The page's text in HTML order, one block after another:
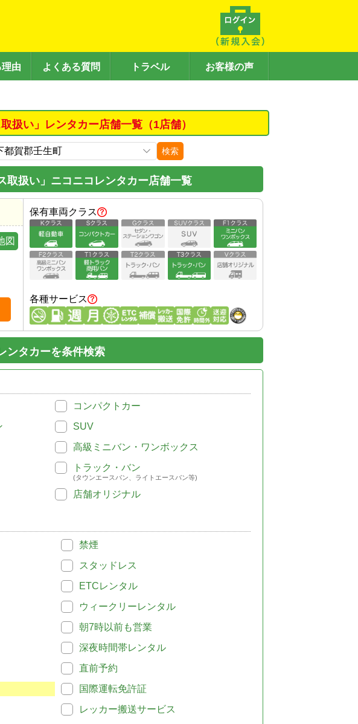
由 よくある質問 トラベル お客様の声
扱い」レンタカー店舗一覧（1店舗）
検索
取扱い」ニコニコレンタカー店舗一覧
図
保有車両クラス
各種サービス
ンタカーを条件検索
コンパクトカー
SUV
高級ミニバン・ワンボックス
トラック・バン
(タウンエースバン、ライトエースバン等)
店舗オリジナル
禁煙
スタッドレス
ETCレンタル
ウィークリーレンタル
朝7時以前も営業
深夜時間帯レンタル
直前予約
国際運転免許証
レッカー搬送サービス